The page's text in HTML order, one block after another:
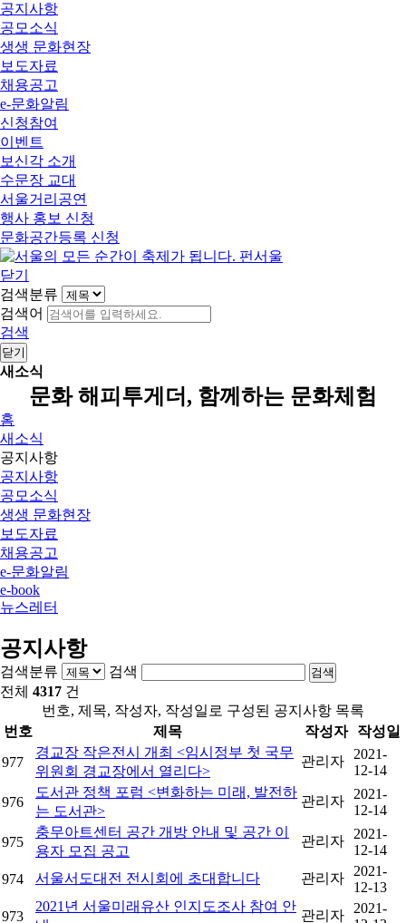
공지사항
공모소식
생생 문화현장
보도자료
채용공고
e-문화알림
신청참여
이벤트
보신각 소개
수문장 교대
서울거리공연
행사 홍보 신청
문화공간등록 신청
닫기
검색분류
검색어
검색
닫기
새소식
문화 해피투게더, 함께하는 문화체험
홈
새소식
공지사항
공지사항
공모소식
생생 문화현장
보도자료
채용공고
e-문화알림
e-book
뉴스레터
공지사항
검색분류 검색 검색
전체 4317 건
번호, 제목, 작성자, 작성일로 구성된 공지사항 목록
번호
제목 작성자
작성일
977
경교장 작은전시 개최 <임시정부 첫 국무
위원회 경교장에서 열리다>
관리자
2021-
12-14
976
도서관 정책 포럼 <변화하는 미래, 발전하
는 도서관>
관리자
2021-
12-14
975
충무아트센터 공간 개방 안내 및 공간 이
용자 모집 공고
관리자
2021-
12-14
974
서울서도대전 전시회에 초대합니다 관리자
2021-
12-13
973
2021년 서울미래유산 인지도조사 참여 안
관리자
2021-